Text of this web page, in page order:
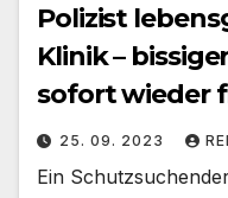
Polizist
Klinik –
sofort wieder
25. 09. 2023
Ein